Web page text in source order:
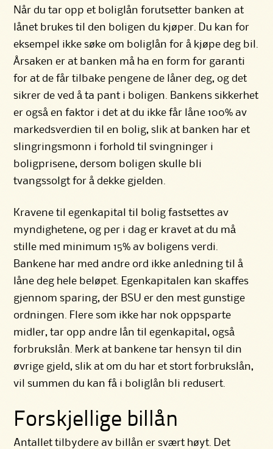
Når du tar opp et boliglån forutsetter banken at
lånet brukes til den boligen du kjøper. Du kan for
eksempel ikke søke om boliglån for å kjøpe deg bil.
Årsaken er at banken må ha en form for garanti
for at de får tilbake pengene de låner deg, og det
sikrer de ved å ta pant i boligen. Bankens sikkerhet
er også en faktor i det at du ikke får låne 100% av
markedsverdien til en bolig, slik at banken har et
slingringsmonn i forhold til svingninger i
boligprisene, dersom boligen skulle bli
tvangssolgt for å dekke gjelden.
Kravene til egenkapital til bolig fastsettes av
myndighetene, og per i dag er kravet at du må
stille med minimum 15% av boligens verdi.
Bankene har med andre ord ikke anledning til å
låne deg hele beløpet. Egenkapitalen kan skaffes
gjennom sparing, der BSU er den mest gunstige
ordningen. Flere som ikke har nok oppsparte
midler, tar opp andre lån til egenkapital, også
forbrukslån. Merk at bankene tar hensyn til din
øvrige gjeld, slik at om du har et stort forbrukslån,
vil summen du kan få i boliglån bli redusert.
Forskjellige billån
Antallet tilbydere av billån er svært høyt. Det